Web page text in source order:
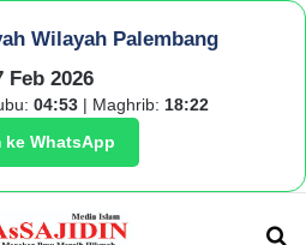
Wilayah Palembang
Feb 2026
04:53 | Maghrib: 18:22
ke WhatsApp